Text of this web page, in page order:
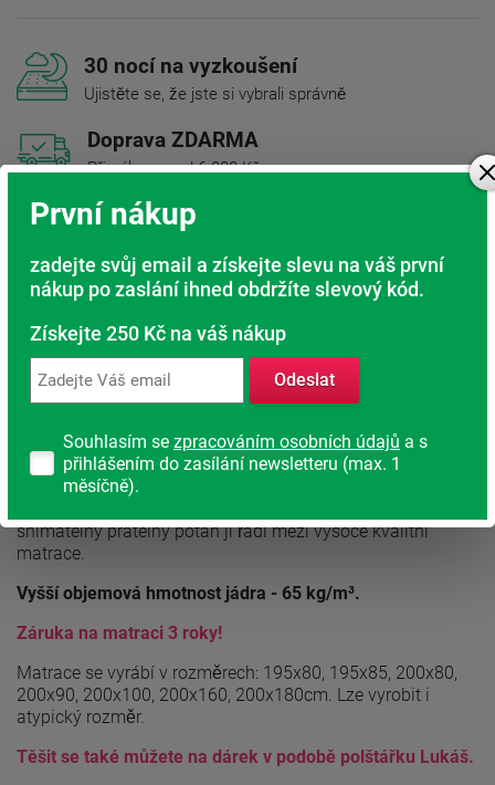
30 nocí na vyzkoušení
Ujistěte se, že jste si vybrali správně
Doprava ZDARMA
Při nákupu nad 6 000 Kč
Rádi poradíme s výběrem
Rodinná firma
Popis produktu
Luxusní 100% latexová matrace je rozdělena do sedmi zón
které zajistí pro každou část těla optimální tvrdost. Výborné
snímatelný pratelný potah ji řadí mezi vysoce kvalitní
matrace.
Vyšší objemová hmotnost jádra - 65 kg/m³.
Záruka na matraci 3 roky!
Matrace se vyrábí v rozměrech: 195x80, 195x85, 200x80,
200x90, 200x100, 200x160, 200x180cm. Lze vyrobit i
atypický rozměr.
Těšit se také můžete na dárek v podobě polštářku Lukáš.
První nákup
zadejte svůj email a získejte slevu na váš první
nákup po zaslání ihned obdržíte slevový kód.
Získejte 250 Kč na váš nákup
Odeslat
Souhlasím se zpracováním osobních údajů a s
přihlášením do zasílání newsletteru (max. 1
měsíčně).